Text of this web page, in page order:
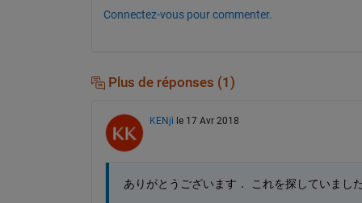
Connectez-vous pour commenter.
Plus de réponses (1)
KENji le 17 Avr 2018
ありがとうございます． これを探していました